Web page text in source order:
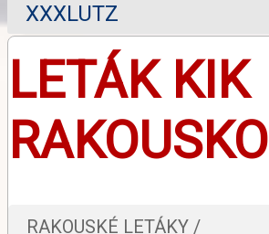
XXXLUTZ
LETÁK KIK
RAKOUSKO
RAKOUSKÉ LETÁKY /